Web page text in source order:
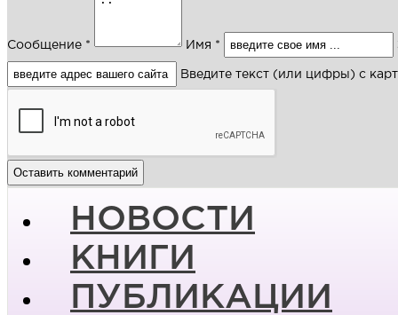
Сообщение * Имя *
Введите текст (или цифры) с
НОВОСТИ
КНИГИ
ПУБЛИКАЦИИ